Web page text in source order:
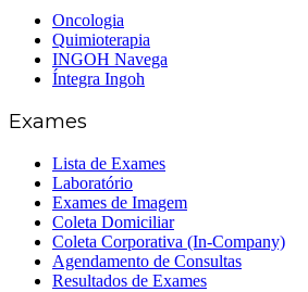
Oncologia
Quimioterapia
INGOH Navega
Íntegra Ingoh
Exames
Lista de Exames
Laboratório
Exames de Imagem
Coleta Domiciliar
Coleta Corporativa (In-Company)
Agendamento de Consultas
Resultados de Exames